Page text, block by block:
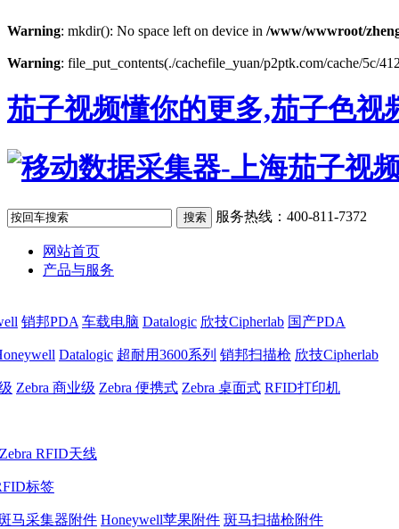
Warning: mkdir(): No space left on device in /www/wwwroot/
Warning: file_put_contents(./cachefile_yuan/p2ptk.com/cache/5c/
茄子视频懂你的更多,茄子色视
服务热线：400-811-7372
网站首页
产品与服务
销邦PDA 车载电脑 Datalogic 欣技Cipherlab 国产PDA
Datalogic 超耐用3600系列 销邦扫描枪 欣技Cipherlab
Zebra 商业级 Zebra 便携式 Zebra 桌面式 RFID打印机
Zebra RFID天线
标签
马采集器附件 Honeywell苹果附件 斑马扫描枪附件